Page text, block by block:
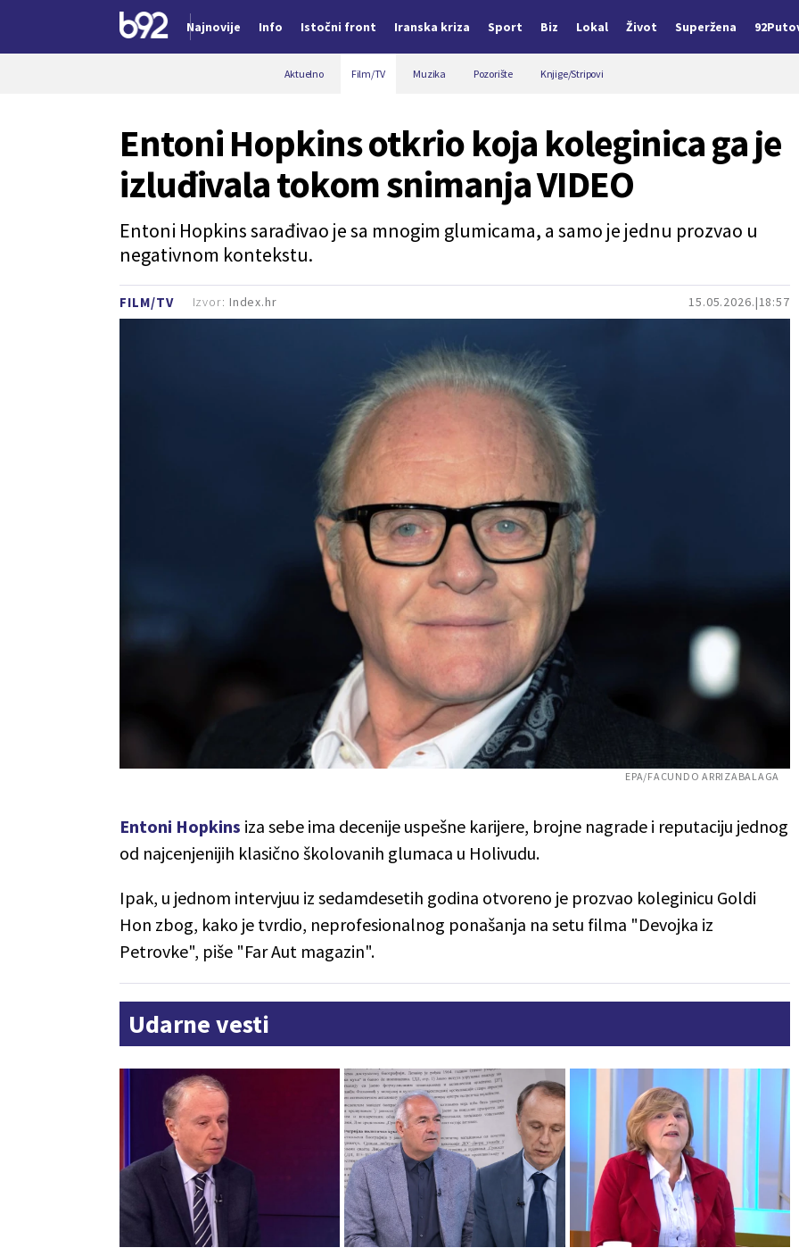
Najnovije Info Istočni front Iranska kriza Sport Biz Lokal Život Superžena
Aktuelno Film/TV Muzika Pozorište Knjige/Stripovi
FILM/TV 15.05.2026. 18:57
Entoni Hopkins otkrio koja koleginica ga je
izluđivala tokom snimanja VIDEO
Entoni Hopkins sarađivao je sa mnogim glumicama, a samo je jednu prozvao u
negativnom kontekstu.
Izvor: Index.hr
EPA/FACUNDO ARRIZABALAGA
Entoni Hopkins iza sebe ima decenije uspešne karijere, brojne nagrade i reputaciju jednog
od najcenjenijih klasično školovanih glumaca u Holivudu.
Ipak, u jednom intervjuu iz sedamdesetih godina otvoreno je prozvao koleginicu Goldi
Hon zbog, kako je tvrdio, neprofesionalnog ponašanja na setu filma "Devojka iz
Petrovke", piše "Far Aut magazin".
Udarne vesti